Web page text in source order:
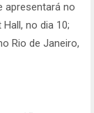
apresentará no
no dia 10;
Rio de Janeiro,